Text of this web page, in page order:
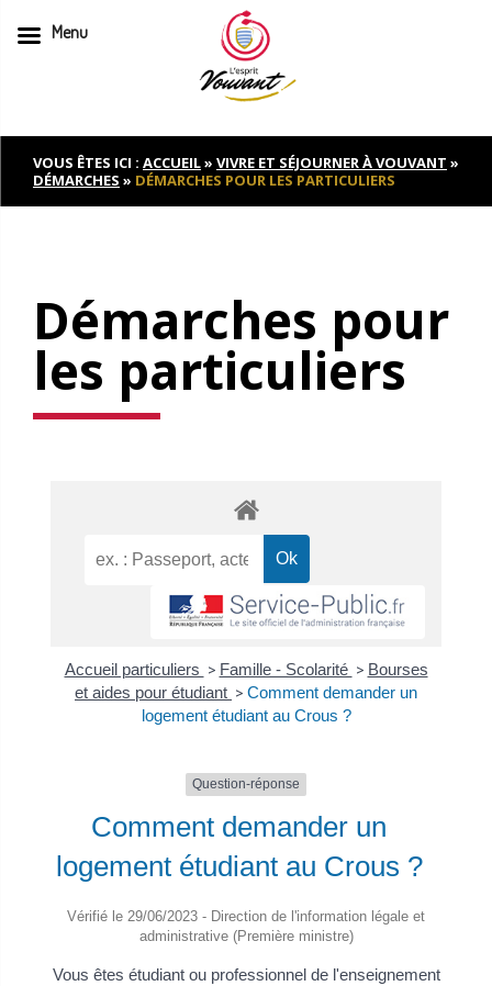
to
contentVOUS ÊTES ICI : ACCUEIL» VIVRE ET SÉJOURNER À VOUVANT »
DÉMARCHES » DÉMARCHES POUR LES PARTICULIERS
Démarches pour
les particuliers
Accueil particuliers > Famille - Scolarité > Bourses
et aides pour étudiant > Comment demander un
logement étudiant au Crous ?
Question-réponse
Comment demander un
logement étudiant au Crous ?
Vérifié le 29/06/2023 - Direction de l'information légale et
administrative (Première ministre)
Vous êtes étudiant ou professionnel de l'enseignement
Menu